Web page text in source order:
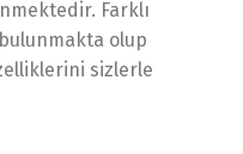
Farklı
olup
sizlerle